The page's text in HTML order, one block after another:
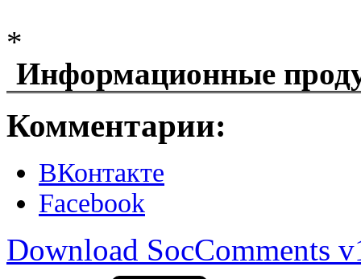
*
Информационные
Комментарии:
ВКонтакте
Facebook
Download SocComments